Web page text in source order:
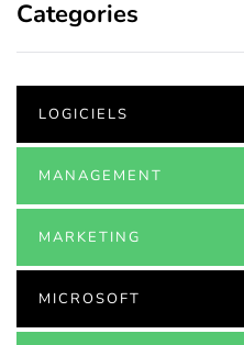
Categories
LOGICIELS
MANAGEMENT
MARKETING
MICROSOFT